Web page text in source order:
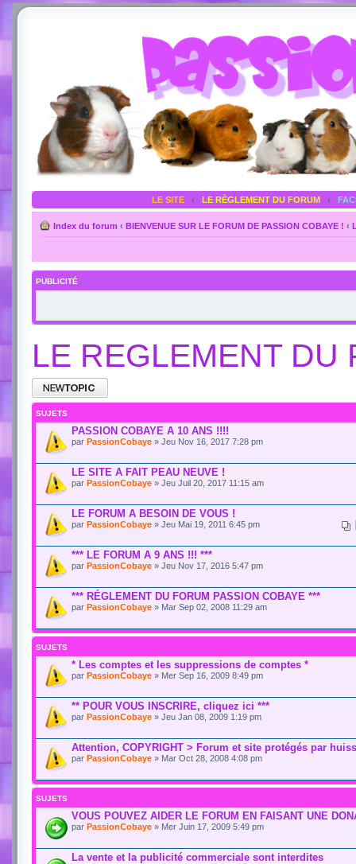
LE SITE ‹ LE RÈGLEMENT DU FORUM ‹
Index du forum ‹ BIENVENUE SUR LE FORUM DE PASSION COBAYE ! ‹
PUBLICITÉ
LE REGLEMENT DU
SUJETS
PASSION COBAYE A 10 ANS !!!!
par PassionCobaye » Jeu Nov 16, 2017 7:28 pm
LE SITE A FAIT PEAU NEUVE !
par PassionCobaye » Jeu Juil 20, 2017 11:15 am
LE FORUM A BESOIN DE VOUS !
par PassionCobaye » Jeu Mai 19, 2011 6:45 pm
*** LE FORUM A 9 ANS !!! ***
par PassionCobaye » Jeu Nov 17, 2016 5:47 pm
*** RÉGLEMENT DU FORUM PASSION COBAYE ***
par PassionCobaye » Mar Sep 02, 2008 11:29 am
SUJETS
* Les comptes et les suppressions de comptes *
par PassionCobaye » Mer Sep 16, 2009 8:49 pm
** POUR VOUS INSCRIRE, cliquez ici ***
par PassionCobaye » Jeu Jan 08, 2009 1:19 pm
Attention, COPYRIGHT > Forum et site protégés par
par PassionCobaye » Mar Oct 28, 2008 4:08 pm
SUJETS
VOUS POUVEZ AIDER LE FORUM EN FAISANT UNE
par PassionCobaye » Mer Juin 17, 2009 5:49 pm
La vente et la publicité commerciale sont interdites